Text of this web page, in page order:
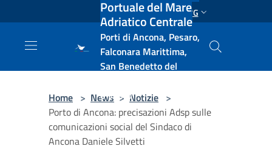
Salta al contenuto principale ENG
Portuale del Mare
Adriatico Centrale
Porti di Ancona, Pesaro,
Falconara Marittima,
San Benedetto del
e Vasto
Home > News > Notizie >
Porto di Ancona: precisazioni Adsp sulle
comunicazioni social del Sindaco di
Ancona Daniele Silvetti